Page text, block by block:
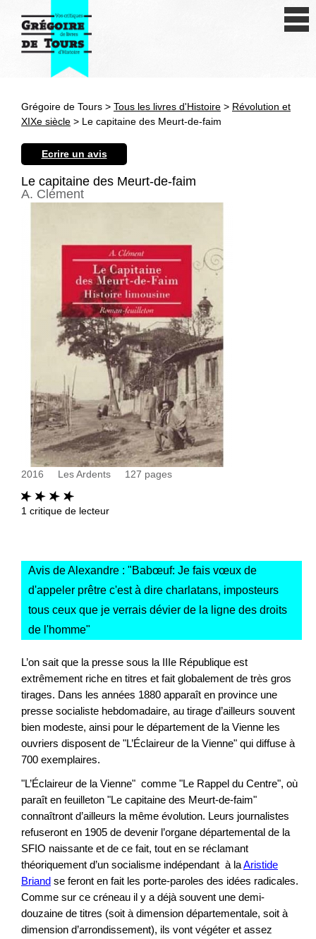
Antiquité
Epoque moderne
Autres civilisations
Thématiques
Grégoire de Tours > Tous les livres d'Histoire > Révolution et
XIXe siècle > Le capitaine des Meurt-de-faim
Ecrire un avis
Le capitaine des Meurt-de-faim
A. Clément
2016 Les Ardents 127 pages
1 critique de lecteur
Avis de Alexandre : "Babœuf: Je fais vœux de
d'appeler prêtre c'est à dire charlatans, imposteurs
tous ceux que je verrais dévier de la ligne des droits
de l'homme"
L’on sait que la presse sous la IIIe République est
extrêmement riche en titres et fait globalement de très gros
tirages. Dans les années 1880 apparaît en province une
presse socialiste hebdomadaire, au tirage d’ailleurs souvent
bien modeste, ainsi pour le département de la Vienne les
ouvriers disposent de "L’Éclaireur de la Vienne" qui diffuse à
700 exemplaires.
"L’Éclaireur de la Vienne" comme "Le Rappel du Centre", où
paraît en feuilleton "Le capitaine des Meurt-de-faim"
connaîtront d’ailleurs la même évolution. Leurs journalistes
refuseront en 1905 de devenir l’organe départemental de la
SFIO naissante et de ce fait, tout en se réclamant
théoriquement d’un socialisme indépendant à laAristide
Briand se feront en fait les porte-paroles des idées radicales.
Comme sur ce créneau il y a déjà souvent une demi-
douzaine de titres (soit à dimension départementale, soit à
dimension d’arrondissement), ils vont végéter et assez